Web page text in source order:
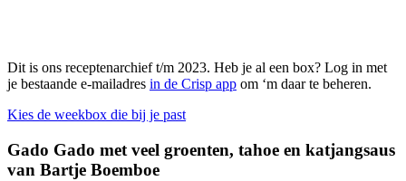
Dit is ons receptenarchief t/m 2023. Heb je al een box? Log in met
je bestaande e-mailadres in de Crisp app om ‘m daar te beheren.
Kies de weekbox die bij je past
Gado Gado met veel groenten, tahoe en katjangsaus
van Bartje Boemboe